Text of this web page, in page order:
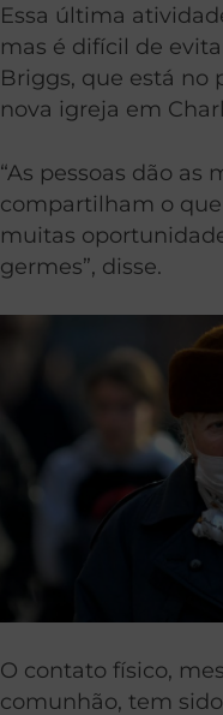
Essa última
mas é difícil de
Briggs, que está no
nova igreja em
“As pessoas dão
compartilham o
muitas
germes”, disse.
O contato físico,
comunhão, tem